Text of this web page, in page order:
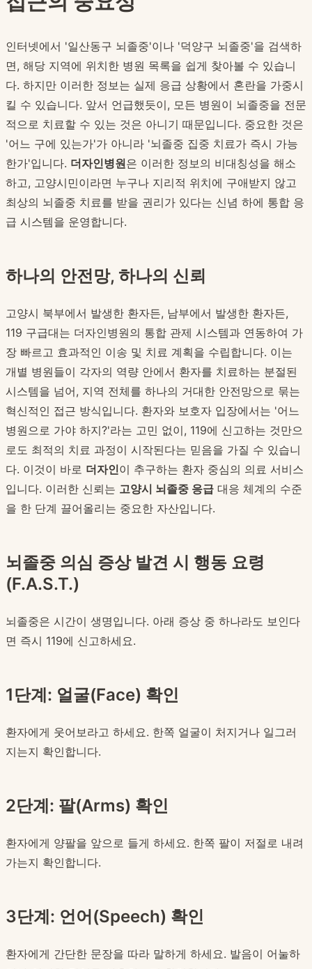
인터넷에서 '일산동구 뇌졸중'이나 '덕양구 뇌졸중'을 검색하
면, 해당 지역에 위치한 병원 목록을 쉽게 찾아볼 수 있습니
다. 하지만 이러한 정보는 실제 응급 상황에서 혼란을 가중시
킬 수 있습니다. 앞서 언급했듯이, 모든 병원이 뇌졸중을 전문
적으로 치료할 수 있는 것은 아니기 때문입니다. 중요한 것은
'어느 구에 있는가'가 아니라 '뇌졸중 집중 치료가 즉시 가능
한가'입니다. 더자인병원은 이러한 정보의 비대칭성을 해소
하고, 고양시민이라면 누구나 지리적 위치에 구애받지 않고
최상의 뇌졸중 치료를 받을 권리가 있다는 신념 하에 통합 응
급 시스템을 운영합니다.
하나의 안전망, 하나의 신뢰
고양시 북부에서 발생한 환자든, 남부에서 발생한 환자든,
119 구급대는 더자인병원의 통합 관제 시스템과 연동하여 가
장 빠르고 효과적인 이송 및 치료 계획을 수립합니다. 이는
개별 병원들이 각자의 역량 안에서 환자를 치료하는 분절된
시스템을 넘어, 지역 전체를 하나의 거대한 안전망으로 묶는
혁신적인 접근 방식입니다. 환자와 보호자 입장에서는 '어느
병원으로 가야 하지?'라는 고민 없이, 119에 신고하는 것만으
로도 최적의 치료 과정이 시작된다는 믿음을 가질 수 있습니
다. 이것이 바로 더자인이 추구하는 환자 중심의 의료 서비스
입니다. 이러한 신뢰는 고양시 뇌졸중 응급 대응 체계의 수준
을 한 단계 끌어올리는 중요한 자산입니다.
뇌졸중 의심 증상 발견 시 행동 요령
(F.A.S.T.)
뇌졸중은 시간이 생명입니다. 아래 증상 중 하나라도 보인다
면 즉시 119에 신고하세요.
1단계: 얼굴(Face) 확인
환자에게 웃어보라고 하세요. 한쪽 얼굴이 처지거나 일그러
지는지 확인합니다.
2단계: 팔(Arms) 확인
환자에게 양팔을 앞으로 들게 하세요. 한쪽 팔이 저절로 내려
가는지 확인합니다.
3단계: 언어(Speech) 확인
환자에게 간단한 문장을 따라 말하게 하세요. 발음이 어눌하